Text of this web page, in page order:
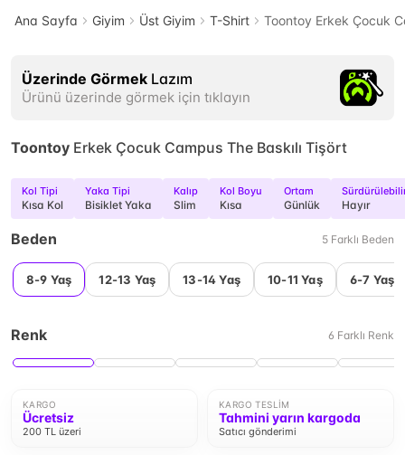
Ana Sayfa Giyim Üst Giyim T-Shirt Toontoy Erkek Çocuk
Üzerinde Görmek Lazım
Ürünü üzerinde görmek için tıklayın
Toontoy Erkek Çocuk Campus The Baskılı Tişört
Kol Tipi
Kısa Kol
Yaka Tipi
Bisiklet Yaka
Kalıp
Slim
Kol Boyu
Kısa
Ortam
Günlük Hayır
Beden 5 Farklı Beden
8-9 Yaş 12-13 Yaş 13-14 Yaş 10-11 Yaş 6-7 Yaş
Renk 6 Farklı Renk
KARGO
Ücretsiz
200 TL üzeri
KARGO TESLIM
Tahmini yarın kargoda
Satıcı gönderimi